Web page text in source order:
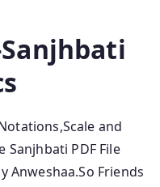
and
PDF File
Anweshaa.So Friends